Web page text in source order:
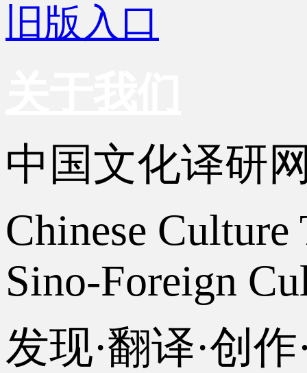
旧版入口
中国文化译研
Chinese
Sino-Foreign
发现·翻译·创